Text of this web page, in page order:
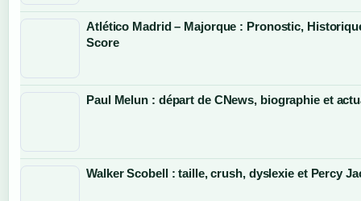
Atlético Madrid – Majorque : Pronostic,
Score
Paul Melun : départ de CNews, biographie et
Walker Scobell : taille, crush, dyslexie et Percy